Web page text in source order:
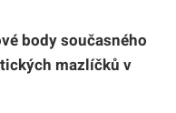
body současného
mazlíčků v